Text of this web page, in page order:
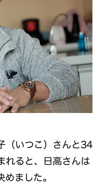
（いつこ）さんと34
れると、日高さんは
ました。